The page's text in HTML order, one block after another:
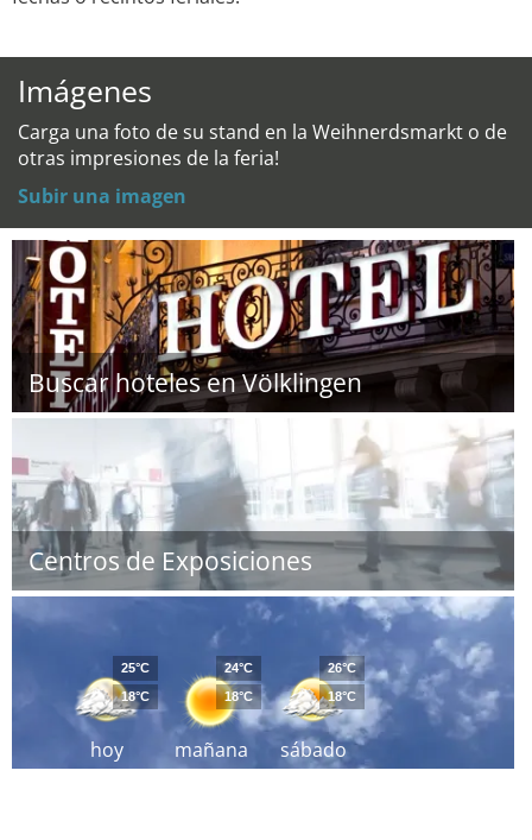
Imágenes
Carga una foto de su stand en la Weihnerdsmarkt o de
otras impresiones de la feria!
Subir una imagen
Buscar hoteles en Völklingen
Centros de Exposiciones
hoy
25°C
18°C
mañana
24°C
18°C
sábado
26°C
18°C